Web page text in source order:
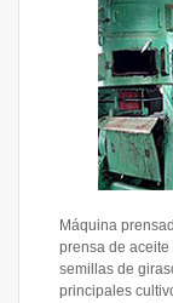
Máquina
prensa de
semillas de
principales